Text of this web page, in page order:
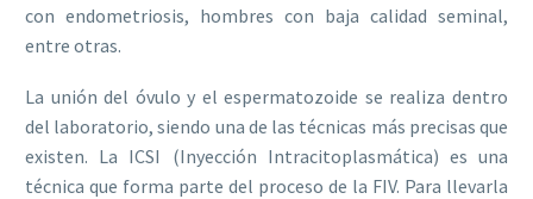
con endometriosis, hombres con baja calidad seminal,
entre otras.
La unión del óvulo y el espermatozoide se realiza dentro
del laboratorio, siendo una de las técnicas más precisas que
existen. La ICSI (Inyección Intracitoplasmática) es una
técnica que forma parte del proceso de la FIV. Para llevarla